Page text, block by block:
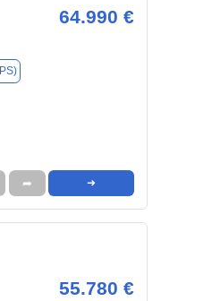
64.990 €
➦ ➜
55.780 €